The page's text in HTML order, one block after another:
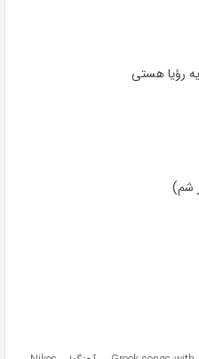
رؤیا هستی
شم)